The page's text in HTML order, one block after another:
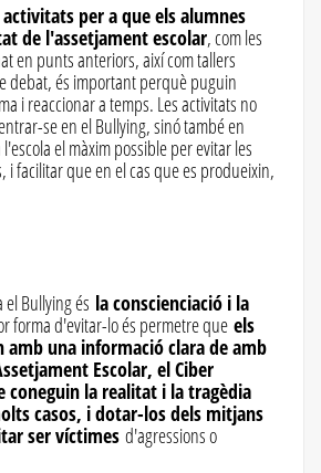
per a que els alumnes
de l'assetjament escolar, com les
en punts anteriors, així com tallers
debat, és important perquè puguin
i reaccionar a temps. Les activitats no
se en el Bullying, sinó també en
el màxim possible per evitar les
i facilitar que en el cas que es produeixin,
el Bullying és la conscienciació i la
forma d'evitar-lo és permetre que els
una informació clara de amb
Escolar, el Ciber
coneguin la realitat i la tragèdia
casos, i dotar-los dels mitjans
ser víctimes d'agressions o